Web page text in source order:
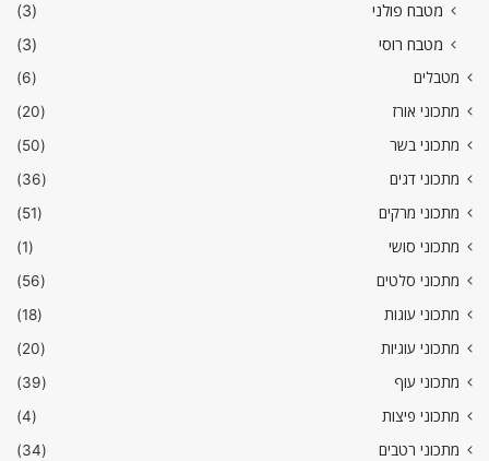
מטבח פולני
(3)
מטבח רוסי
(3)
מטבלים
(6)
מתכוני אורז
(20)
מתכוני בשר
(50)
מתכוני דגים
(36)
מתכוני מרקים
(51)
מתכוני סושי
(1)
מתכוני סלטים
(56)
מתכוני עוגות
(18)
מתכוני עוגיות
(20)
מתכוני עוף
(39)
מתכוני פיצות
(4)
מתכוני רטבים
(34)